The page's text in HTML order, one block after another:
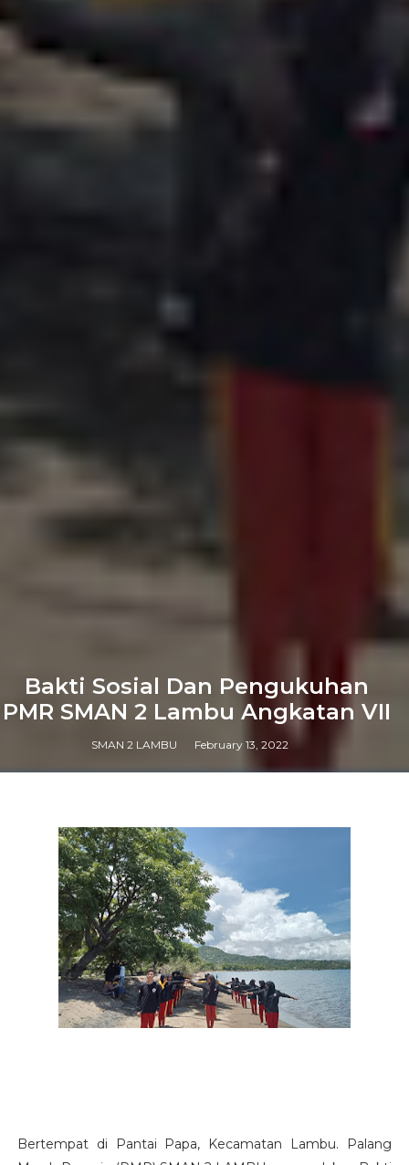
Bakti Sosial Dan Pengukuhan
PMR SMAN 2 Lambu Angkatan VII
SMAN 2 LAMBU February 13, 2022
Bertempat di Pantai Papa, Kecamatan Lambu. Palang